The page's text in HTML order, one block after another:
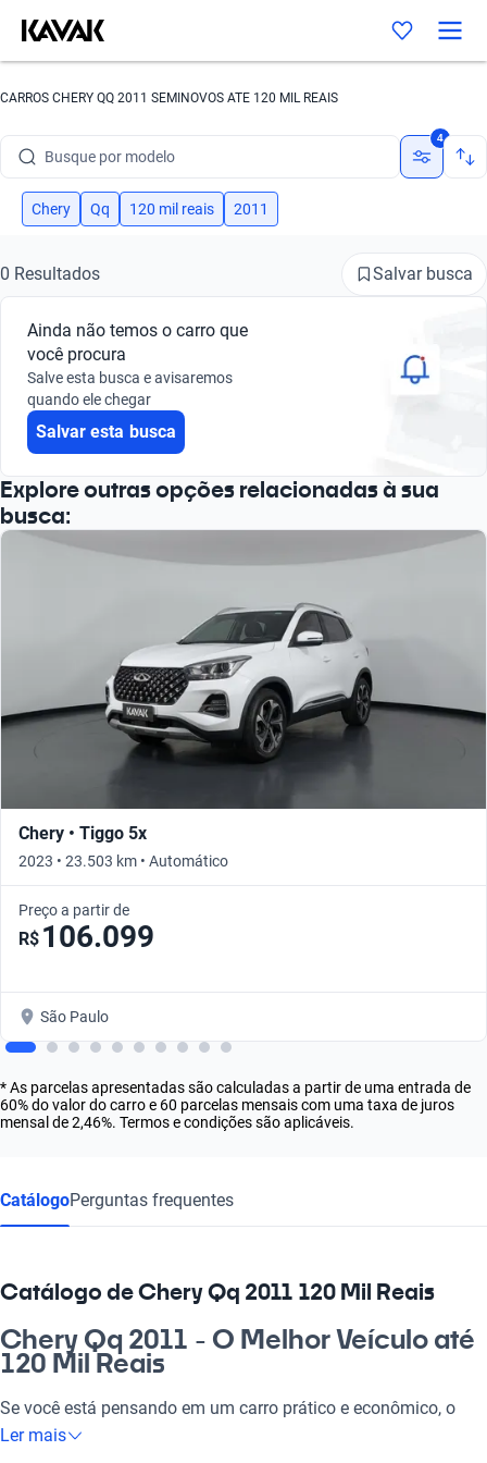
CARROS CHERY QQ 2011 SEMINOVOS ATE 120 MIL REAIS
Busque por marca
Busque por modelo
Busque por versão
Busque por marca
Busque por modelo
Busque por versão
4
Chery Qq 120 mil reais 2011
0 Resultados Salvar busca
Ainda não temos o carro que
você procura
Salve esta busca e avisaremos
quando ele chegar
Salvar esta busca
Explore outras opções relacionadas à sua
busca:
Chery • Tiggo 5x
2023 • 23.503 km • Automático
Preço a partir de
R$ 106.099
São Paulo
* As parcelas apresentadas são calculadas a partir de uma entrada de
60% do valor do carro e 60 parcelas mensais com uma taxa de juros
mensal de 2,46%. Termos e condições são aplicáveis.
CatálogoPerguntas frequentes
Catálogo de Chery Qq 2011 120 Mil Reais
Chery Qq 2011 - O Melhor Veículo até
120 Mil Reais
Se você está pensando em um carro prático e econômico, o
Chery Qq 2011 é a escolha certa! Perfecto para o dia a dia, ele
Ler mais